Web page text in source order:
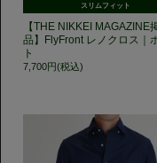
スリムフィット
【THE NIKKEI MAGAZINE
品】FlyFront レノクロス｜
ト
7,700円(税込)